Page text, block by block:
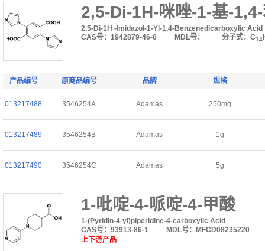
2,5-Di-1H-咪唑-1-基-
2,5-Di-1H -Imidazol-1-Yl-1,4-Benzenedicarboxylic Acid
CAS号：1942879-46-0
MDL号： 分子式：C14
产品编号 原商品编号 品牌 规格
013217488 3546254A Adamas 250mg
013217489 3546254B Adamas 1g
013217490 3546254C Adamas 5g
1-吡啶-4-哌啶-4-甲酸
1-(Pyridin-4-yl)piperidine-4-carboxylic Acid
CAS号：93913-86-1
MDL号：MFCD08235220
上下游产品